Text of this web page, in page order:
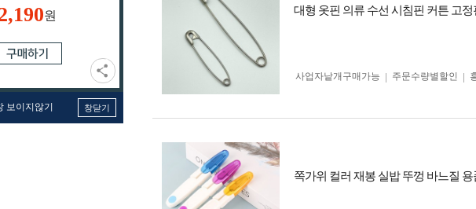
원
보이지않기 창닫기
대형 옷핀 의류 수선 시침핀 커튼 고정
사업자 낱개구매가능
주문수량별할인
쪽가위 컬러 재봉 실밥 뚜껑 바느질